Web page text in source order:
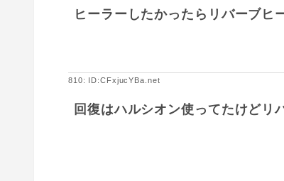
ヒーラーしたかったらリバーブヒ
810: ID:CFxjucYBa.net
回復はハルシオン使ってたけどリ